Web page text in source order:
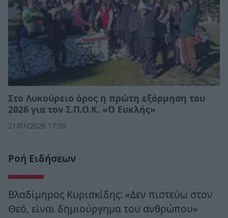
Στο Λυκούρειο όρος η πρώτη εξόρμηση του
2026 για τον Σ.Π.Ο.Κ. «Ο Ευκλής»
21/01/2026 17:59
Ροή Ειδήσεων
Βλαδίμηρος Κυριακίδης: «Δεν πιστεύω στον
Θεό, είναι δημιούργημα του ανθρώπου»